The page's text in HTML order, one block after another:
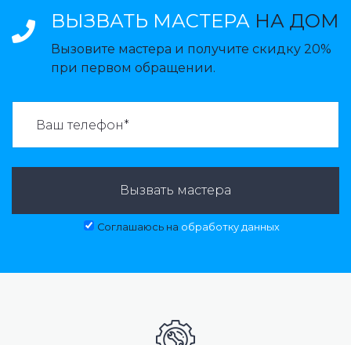
ВЫЗВАТЬ МАСТЕРА НА ДОМ
Вызовите мастера и получите скидку 20%
при первом обращении.
Вызвать мастера
Соглашаюсь на обработку данных